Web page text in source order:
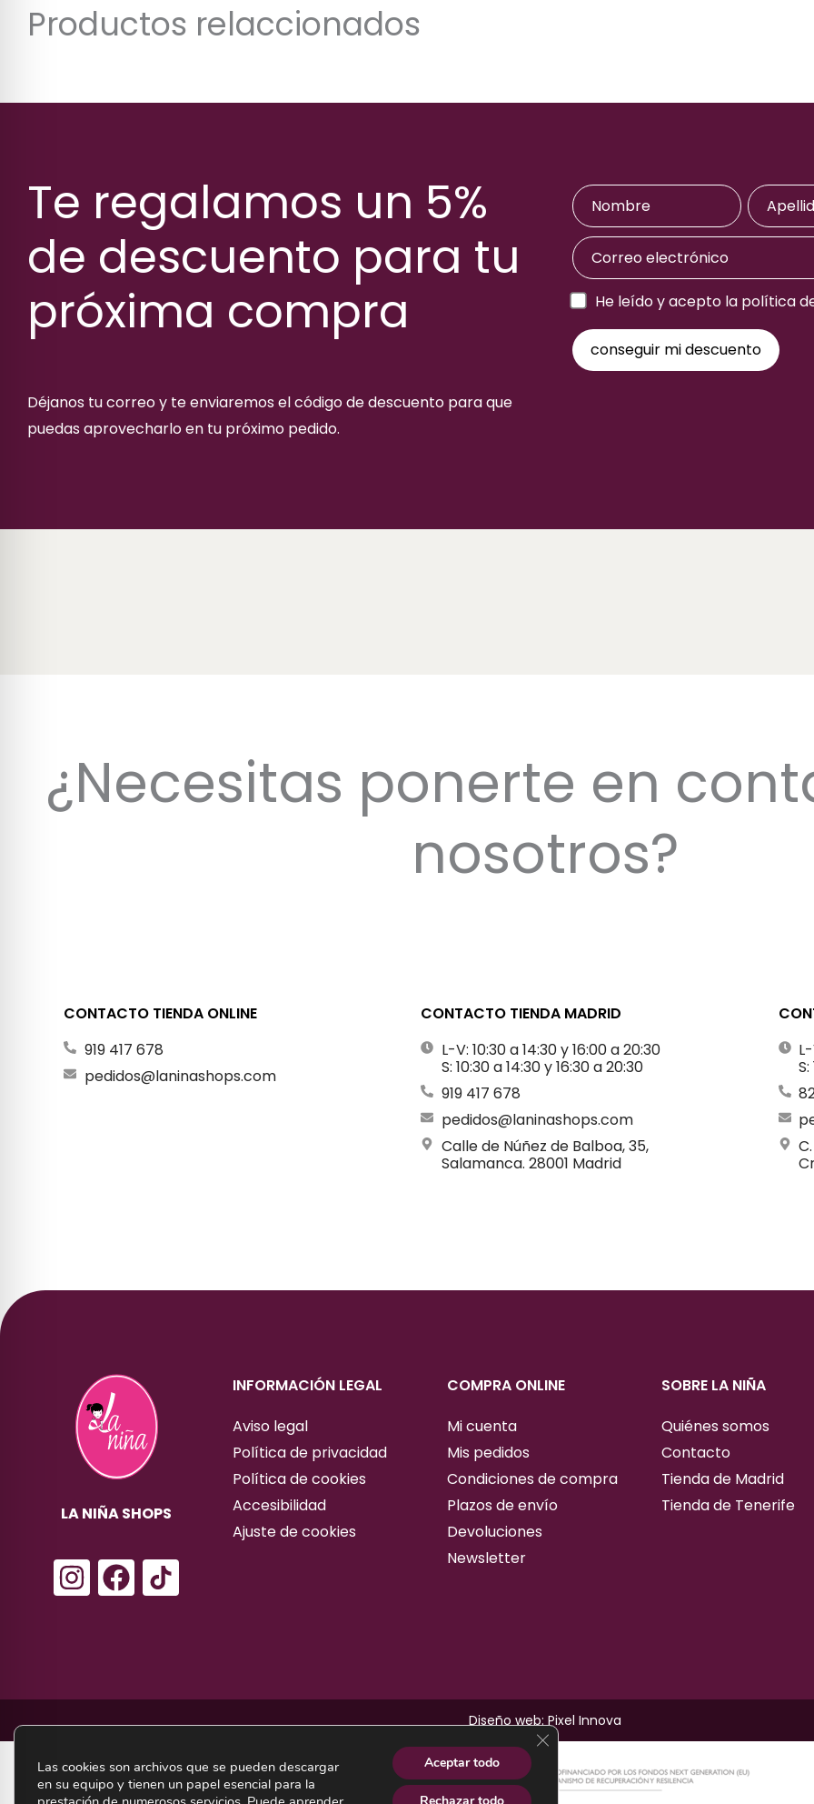
Productos relaccionados
Te regalamos un 5%
de descuento para tu
próxima compra
Déjanos tu correo y te enviaremos el código de descuento para que
puedas aprovecharlo en tu próximo pedido.
He leído y acepto la política
¿Necesitas ponerte en
nosotros?
CONTACTO TIENDA ONLINE
919 417 678
pedidos@laninashops.com
CONTACTO TIENDA MADRID
L-V: 10:30 a 14:30 y 16:00 a 20:30
S: 10:30 a 14:30 y 16:30 a 20:30
919 417 678
pedidos@laninashops.com
Calle de Núñez de Balboa, 35,
Salamanca. 28001 Madrid
LA NIÑA SHOPS
I
n
g
r
a
m
F
a
o
o
k
INFORMACIÓN LEGAL
Aviso legal
Política de privacidad
Política de cookies
Accesibilidad
Ajuste de cookies
COMPRA ONLINE
Mi cuenta
Mis pedidos
Condiciones de compra
Plazos de envío
Devoluciones
Newsletter
SOBRE LA NIÑA
Quiénes somos
Contacto
Tienda de Madrid
Tienda de Tenerife
Diseño web: Pixel Innova
Las cookies son archivos que se pueden descargar
en su equipo y tienen un papel esencial para la
Aceptar todo
cerrar el banner de cookies rgpd